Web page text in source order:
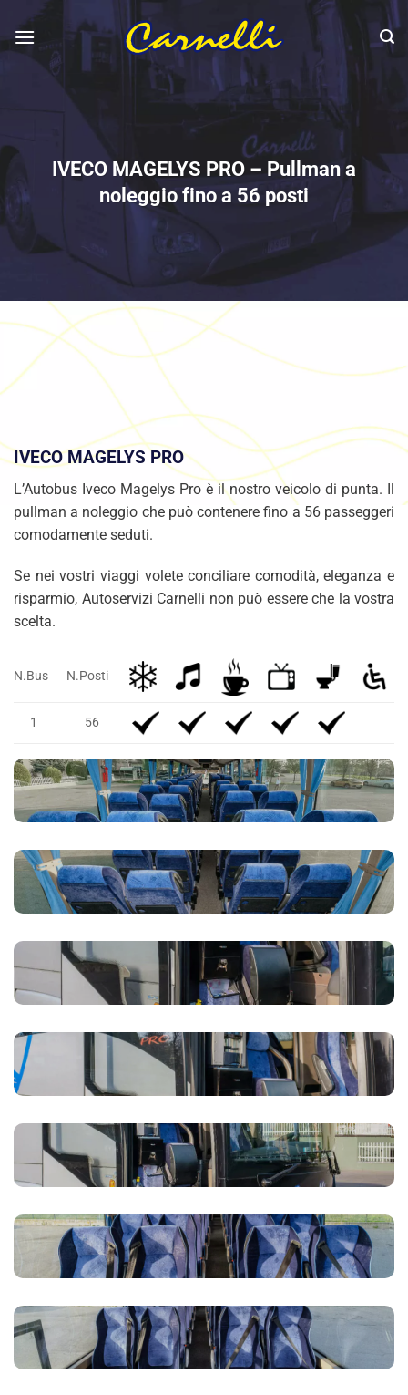
contenuti
IVECO MAGELYS PRO – Pullman a
noleggio fino a 56 posti
IVECO MAGELYS PRO
L’Autobus Iveco Magelys Pro è il nostro veicolo di punta. Il
pullman a noleggio che può contenere fino a 56 passeggeri
comodamente seduti.
Se nei vostri viaggi volete conciliare comodità, eleganza e
risparmio, Autoservizi Carnelli non può essere che la vostra
scelta.
N.Bus N.Posti
1 56